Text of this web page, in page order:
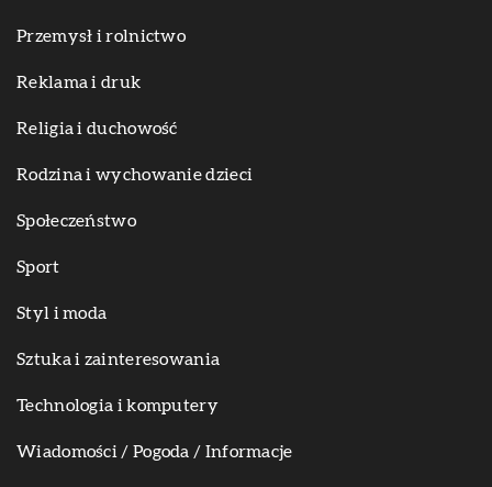
Przemysł i rolnictwo
Reklama i druk
Religia i duchowość
Rodzina i wychowanie dzieci
Społeczeństwo
Sport
Styl i moda
Sztuka i zainteresowania
Technologia i komputery
Wiadomości / Pogoda / Informacje